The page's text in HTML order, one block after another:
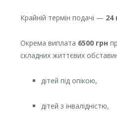
Крайній термін подачі — 24
Окрема виплата 6500 грн
складних життєвих
дітей під опікою,
дітей з інвалідністю,